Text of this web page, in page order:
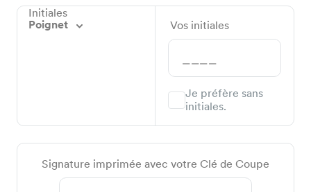
Initiales
Poignet
Vos initiales
Je préfère sans
initiales.
Signature imprimée avec votre Clé de Coupe